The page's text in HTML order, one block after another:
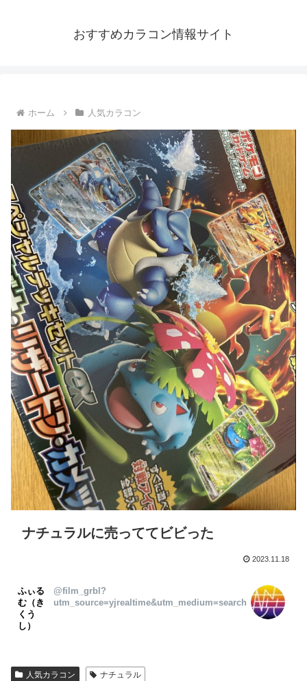
おすすめカラコン情報サイト
ホーム 人気カラコン
ナチュラルに売っててビビった
2023.11.18
ふぃる
む（き
くう
し）
@film_grbl?
utm_source=yjrealtime&utm_medium=search
人気カラコン ナチュラル